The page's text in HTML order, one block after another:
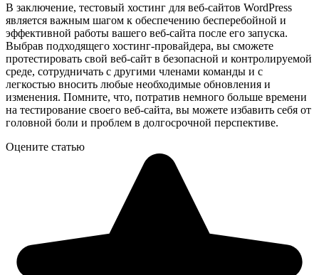
В заключение, тестовый хостинг для веб-сайтов WordPress
является важным шагом к обеспечению бесперебойной и
эффективной работы вашего веб-сайта после его запуска.
Выбрав подходящего хостинг-провайдера, вы сможете
протестировать свой веб-сайт в безопасной и контролируемой
среде, сотрудничать с другими членами команды и с
легкостью вносить любые необходимые обновления и
изменения. Помните, что, потратив немного больше времени
на тестирование своего веб-сайта, вы можете избавить себя от
головной боли и проблем в долгосрочной перспективе.
Оцените статью